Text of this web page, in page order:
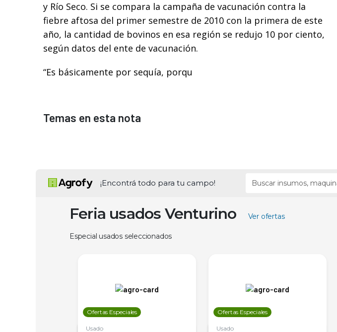
y Río Seco. Si se compara la campaña de vacunación contra la
fiebre aftosa del primer semestre de 2010 con la primera de este
año, la cantidad de bovinos en esa región se redujo 10 por ciento,
según datos del ente de vacunación.
“Es básicamente por sequía, porqu
Temas en esta nota
¡Encontrá todo para tu campo!
Feria usados Venturino Ver ofertas
Especial usados seleccionados
Ofertas Especiales
Usado
Ofertas Especiales
Usado